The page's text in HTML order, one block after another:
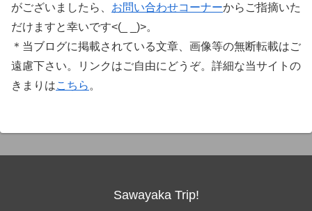
がございましたら、 お問い合わせコーナーからご指摘いた
だけますと幸いです<(_ _)>。
＊当ブログに掲載されている文章、画像等の無断転載はご
遠慮下さい。リンクはご自由にどうぞ。詳細な当サイトの
きまりはこちら 。
Sawayaka Trip!